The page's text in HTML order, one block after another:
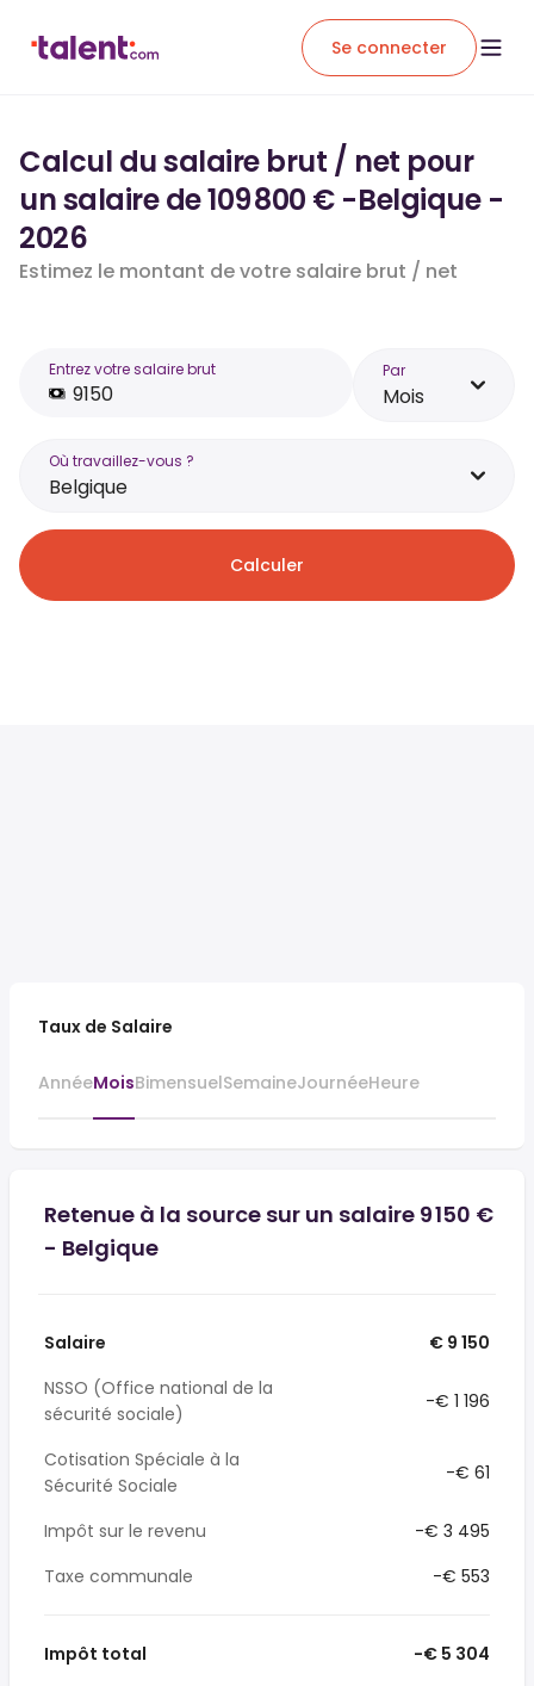
Se connecter
Calcul du salaire brut / net pour
un salaire de 109 800 € -Belgique -
2026
Estimez le montant de votre salaire brut / net
Entrez votre salaire brut Par
Mois
Où travaillez-vous ?
Belgique
Calculer
Taux de Salaire
AnnéeMoisBimensuelSemaineJournéeHeure
Retenue à la source sur un salaire 9 150 €
- Belgique
Salaire
€ 9 150
NSSO (Office national de la
sécurité sociale)
-€ 1 196
Cotisation Spéciale à la
Sécurité Sociale
-€ 61
Impôt sur le revenu
-€ 3 495
Taxe communale
-€ 553
Impôt total -€ 5 304